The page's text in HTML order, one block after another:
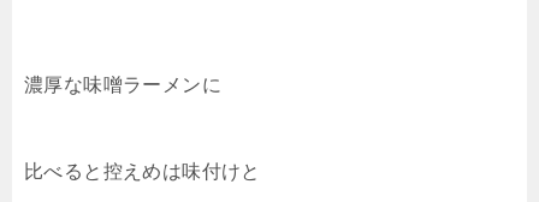
濃厚な味噌ラーメンに
比べると控えめは味付けと